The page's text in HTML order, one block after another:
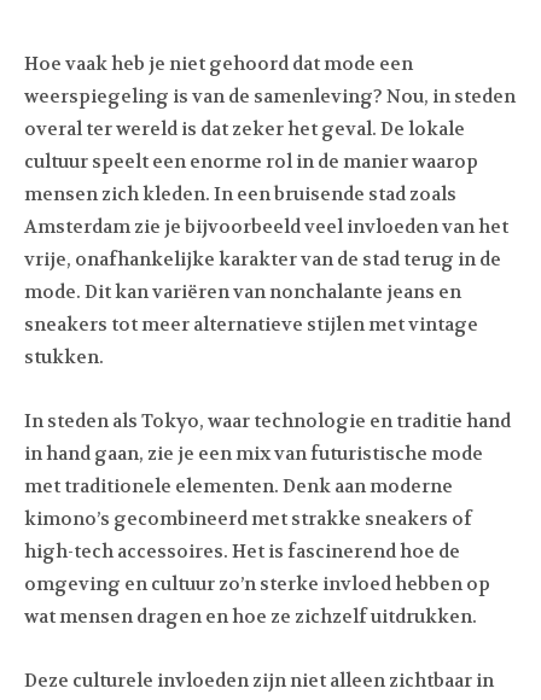
Hoe vaak heb je niet gehoord dat mode een
weerspiegeling is van de samenleving? Nou, in steden
overal ter wereld is dat zeker het geval. De lokale
cultuur speelt een enorme rol in de manier waarop
mensen zich kleden. In een bruisende stad zoals
Amsterdam zie je bijvoorbeeld veel invloeden van het
vrije, onafhankelijke karakter van de stad terug in de
mode. Dit kan variëren van nonchalante jeans en
sneakers tot meer alternatieve stijlen met vintage
stukken.
In steden als Tokyo, waar technologie en traditie hand
in hand gaan, zie je een mix van futuristische mode
met traditionele elementen. Denk aan moderne
kimono’s gecombineerd met strakke sneakers of
high-tech accessoires. Het is fascinerend hoe de
omgeving en cultuur zo’n sterke invloed hebben op
wat mensen dragen en hoe ze zichzelf uitdrukken.
Deze culturele invloeden zijn niet alleen zichtbaar in